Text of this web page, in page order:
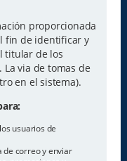
proporcionada
fin de identificar y
titular de los
. La via de tomas de
en el sistema).
usuarios de
de correo y enviar